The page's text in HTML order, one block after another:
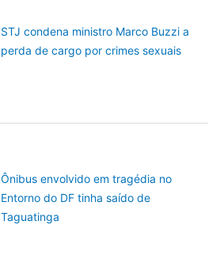
STJ condena ministro Marco Buzzi a
perda de cargo por crimes sexuais
Ônibus envolvido em tragédia no
Entorno do DF tinha saído de
Taguatinga